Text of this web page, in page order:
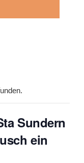
Sundern
ein